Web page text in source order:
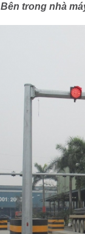
Bên trong nhà